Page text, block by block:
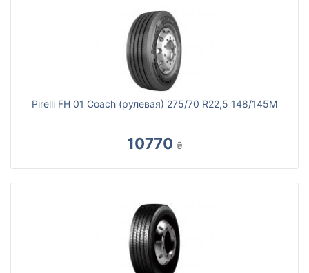
Pirelli FH 01 Coach (рулевая) 275/70 R22,5 148/145M
10770 ₴